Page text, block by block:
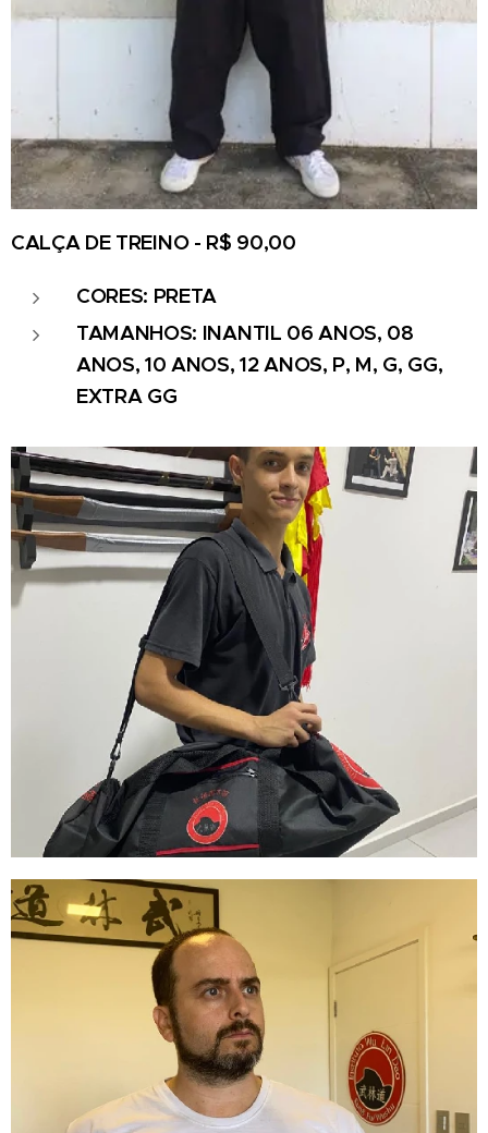
CALÇA DE TREINO - R$ 90,00
CORES: PRETA
TAMANHOS: INANTIL 06 ANOS, 08
ANOS, 10 ANOS, 12 ANOS, P, M, G, GG,
EXTRA GG